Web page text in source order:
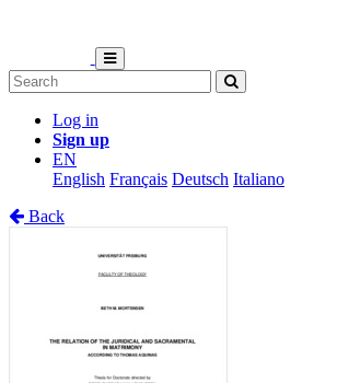
Log in
Sign up
EN
English Français Deutsch Italiano
Back